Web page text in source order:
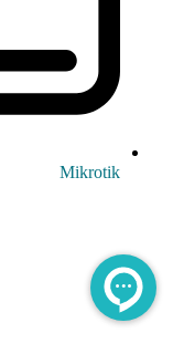
Mikrotik